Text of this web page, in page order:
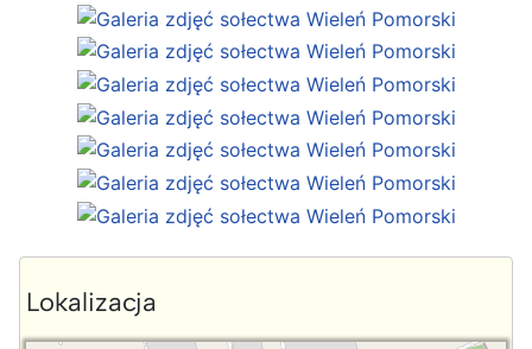
Lokalizacja